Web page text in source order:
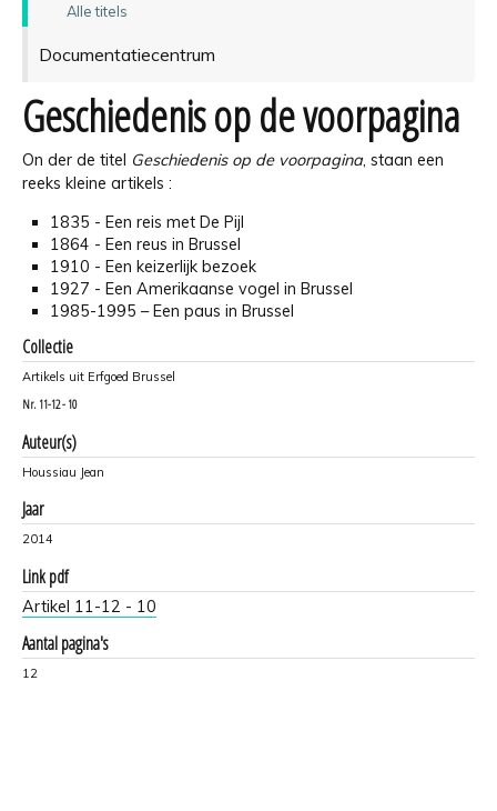
Alle titels
Documentatiecentrum
Geschiedenis op de voorpagina
On der de titel Geschiedenis op de voorpagina, staan een
reeks kleine artikels :
1835 - Een reis met De Pijl
1864 - Een reus in Brussel
1910 - Een keizerlijk bezoek
1927 - Een Amerikaanse vogel in Brussel
1985-1995 – Een paus in Brussel
Collectie
Artikels uit Erfgoed Brussel
Nr. 11-12 - 10
Auteur(s)
Houssiau Jean
Jaar
2014
Link pdf
Artikel 11-12 - 10
Aantal pagina's
12